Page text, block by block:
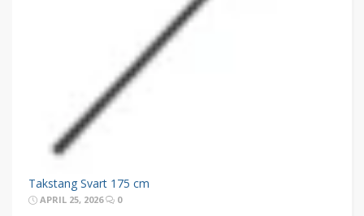
Takstang Svart 175 cm
APRIL 25, 2026 0